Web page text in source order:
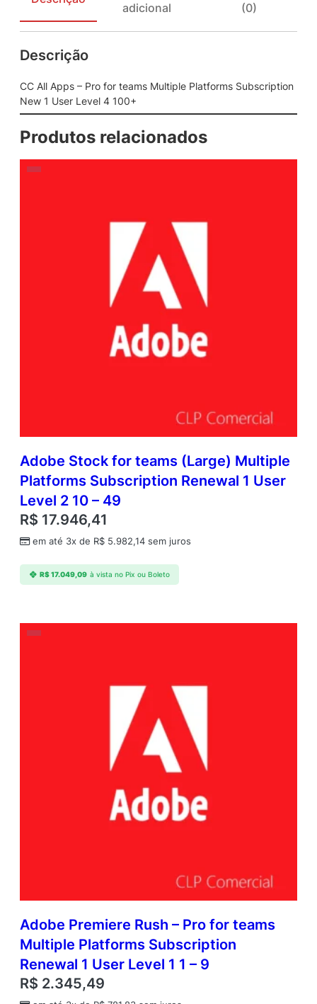
adicional
(0)
Descrição
CC All Apps – Pro for teams Multiple Platforms Subscription
New 1 User Level 4 100+
Produtos relacionados
Adobe Stock for teams (Large) Multiple
Platforms Subscription Renewal 1 User
Level 2 10 – 49
R$ 17.946,41
em até 3x de R$ 5.982,14 sem juros
R$17.049,09 à vista no Pix ou Boleto
Adobe Premiere Rush – Pro for teams
Multiple Platforms Subscription
Renewal 1 User Level 1 1 – 9
R$ 2.345,49